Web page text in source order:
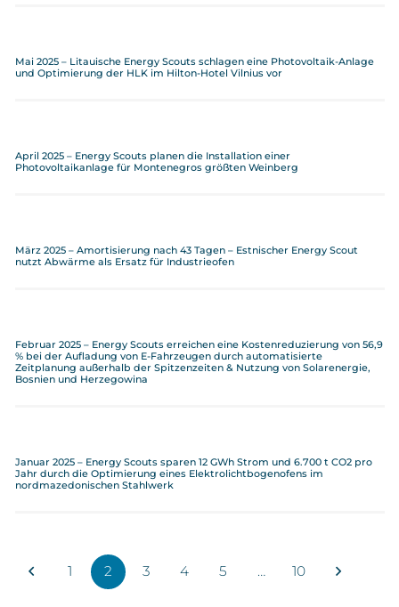
Mai 2025 – Litauische Energy Scouts schlagen eine Photovoltaik-Anlage
und Optimierung der HLK im Hilton-Hotel Vilnius vor
April 2025 – Energy Scouts planen die Installation einer
Photovoltaikanlage für Montenegros größten Weinberg
März 2025 – Amortisierung nach 43 Tagen – Estnischer Energy Scout
nutzt Abwärme als Ersatz für Industrieofen
Februar 2025 – Energy Scouts erreichen eine Kostenreduzierung von 56,9
% bei der Aufladung von E-Fahrzeugen durch automatisierte
Zeitplanung außerhalb der Spitzenzeiten & Nutzung von Solarenergie,
Bosnien und Herzegowina
Januar 2025 – Energy Scouts sparen 12 GWh Strom und 6.700 t CO2 pro
Jahr durch die Optimierung eines Elektrolichtbogenofens im
nordmazedonischen Stahlwerk
1 2 3 4 5 … 10